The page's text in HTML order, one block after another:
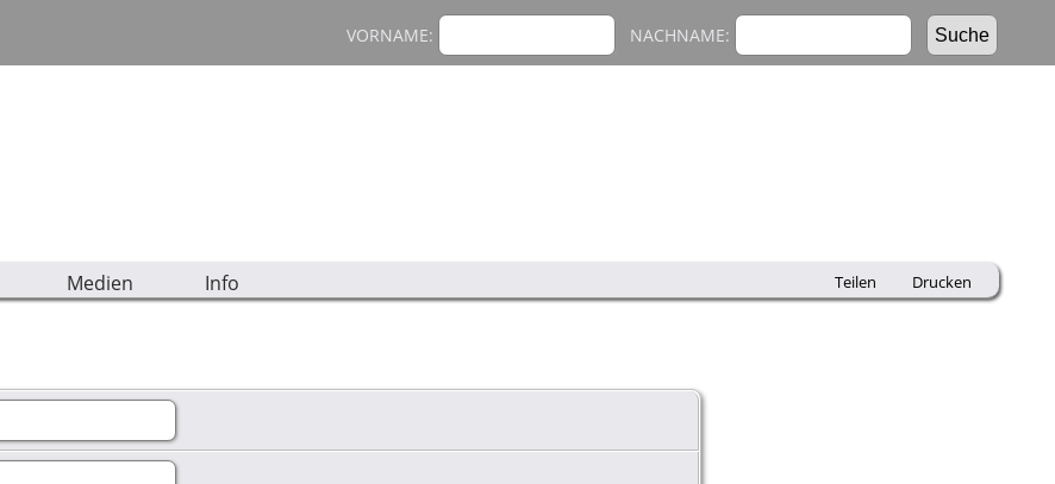
VORNAME: NACHNAME:
Medien Info Teilen Drucken